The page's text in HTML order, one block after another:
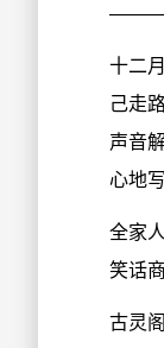
十二
己走
声音
心地
全家
笑话
古灵